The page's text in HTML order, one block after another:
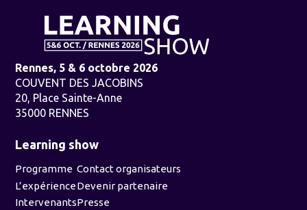
Rennes, 5 & 6 octobre 2026
COUVENT DES JACOBINS
20, Place Sainte-Anne
35000 RENNES
Learning show
Programme
L’expérience
Intervenants
Contact organisateurs
Devenir partenaire
Presse